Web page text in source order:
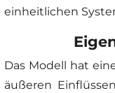
einheitlichen
Das Modell hat
äußeren